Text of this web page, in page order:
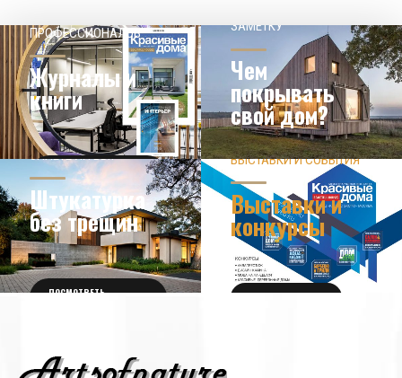
ПРОФЕССИОНАЛОВ
Журналы и
книги
НОВОСТИ ИЗ МИРА
ДИЗАЙНА
ЗАМЕТКУ
Чем
покрывать
свой дом?
УЗНАТЬ БОЛЬШЕ
ЗНАЕТЕ ЛИ ВЫ?
Штукатурка
без трещин
ПОСМОТРЕТЬ
ВЫСТАВКИ И СОБЫТИЯ
Выставки и
конкурсы
ПОЛУЧИТЬ БИЛЕТ